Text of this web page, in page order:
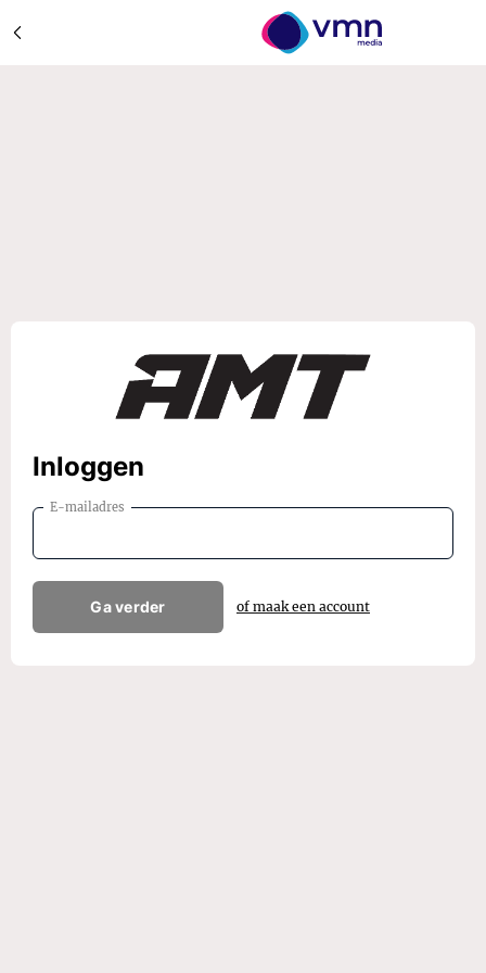
Inloggen
E-mailadres
Ga verder of maak een account